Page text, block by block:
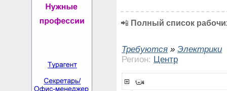
📲 Полный список
Требуются » Электрики
Регион: Центр